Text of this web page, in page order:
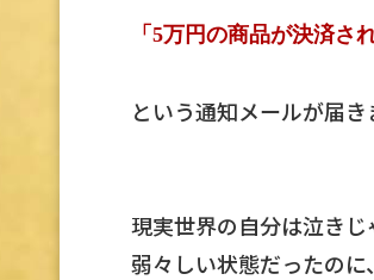
「5万円の商品が決済さ
という通知メールが届き
現実世界の自分は泣き
弱々しい状態だったのに、